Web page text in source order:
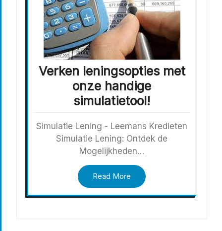
Verken leningsopties met
onze handige
simulatietool!
Simulatie Lening - Leemans Kredieten
Simulatie Lening: Ontdek de
Mogelijkheden…
Read More